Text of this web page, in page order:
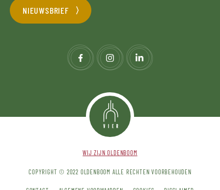
NIEUWSBRIEF
WIJ ZIJN OLDENBOOM
COPYRIGHT © 2022 OLDENBOOM ALLE RECHTEN VOORBEHOUDEN